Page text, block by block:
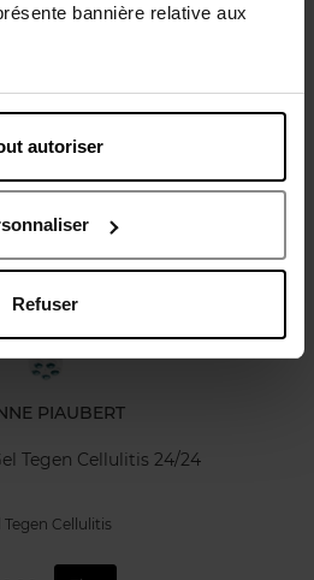
bannière relative aux
autoriser
Refuser
klantbeoordelingen
vergeten ?
PIAUBERT
Tegen Cellulitis 24/24
Tegen Cellulitis